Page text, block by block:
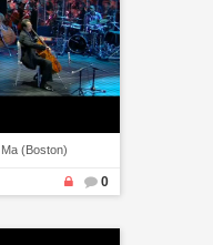
(Boston)
0